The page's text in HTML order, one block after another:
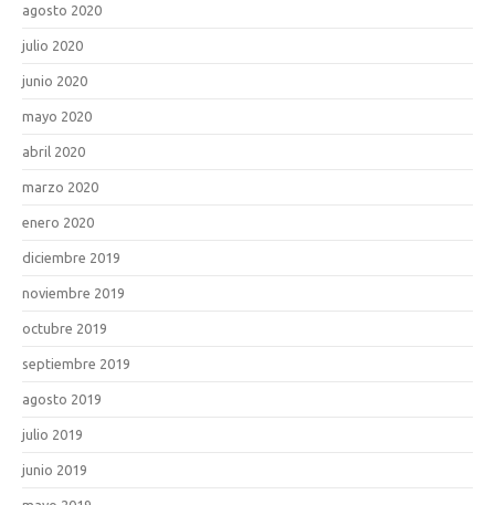
agosto 2020
julio 2020
junio 2020
mayo 2020
abril 2020
marzo 2020
enero 2020
diciembre 2019
noviembre 2019
octubre 2019
septiembre 2019
agosto 2019
julio 2019
junio 2019